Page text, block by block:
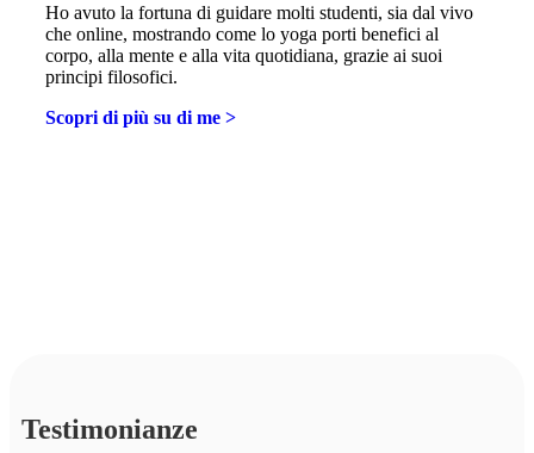
Ho avuto la fortuna di guidare molti studenti, sia dal vivo
che online, mostrando come lo yoga porti benefici al
corpo, alla mente e alla vita quotidiana, grazie ai suoi
principi filosofici.
Scopri di più su di me >
Testimonianze